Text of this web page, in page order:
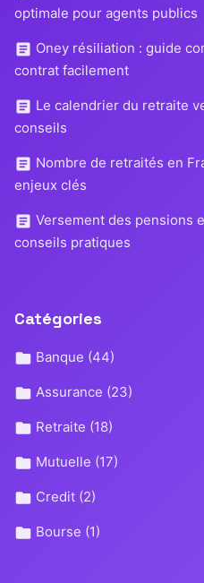
optimale pour agents publics
Oney résiliation : guide
contrat facilement
Le calendrier du retraite
conseils
Nombre de retraités en
enjeux clés
Versement des pensions
conseils pratiques
Catégories
Banque (44)
Assurance (23)
Retraite (18)
Mutuelle (17)
Credit (2)
Bourse (1)